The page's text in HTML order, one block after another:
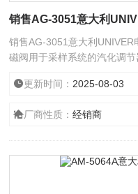
销售AG-3051意大利
销售AG-3051意大利
磁阀用于采样系统的汽化调
用寿命，该电磁线圈旨在比
和监控功能，确信您的远程
出色的耐腐蚀性。线管连接
更新时间： 2025-08-03
厂商性质：经销商